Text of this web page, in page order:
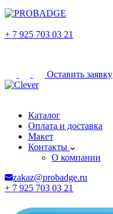
+ 7 925 703 03 21
Оставить заявку
Каталог
Оплата и доставка
Макет
Контакты
О компании
zakaz@probadge.ru
+ 7 925 703 03 21